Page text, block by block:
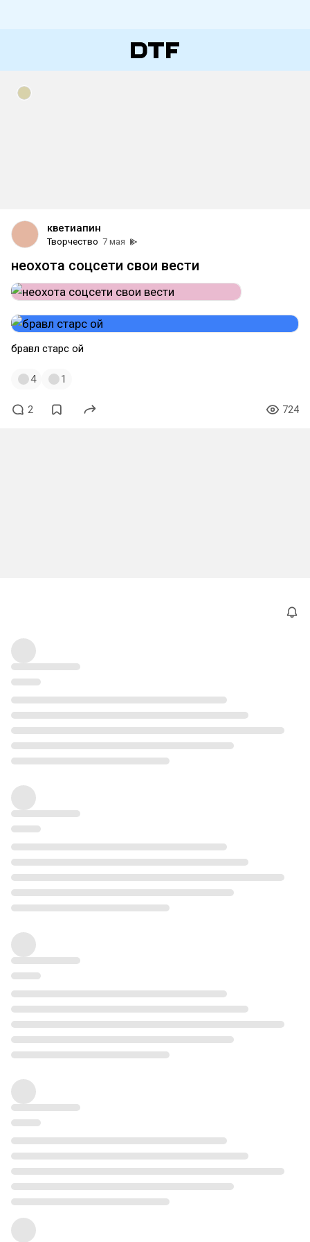
кветиапин
Творчество 7 мая
неохота соцсети свои вести
бравл старс ой
4 1
2 724